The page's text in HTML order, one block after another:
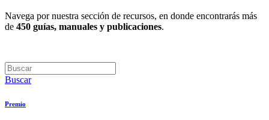
Navega por nuestra sección de recursos, en donde encontrarás más
de 450 guías, manuales y publicaciones.
Buscar
Premio